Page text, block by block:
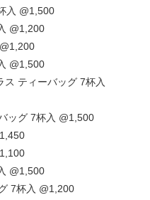
入 @1,500
@1,200
@1,500
ティーバッグ 7杯入
ッグ 7杯入 @1,500
@1,500
7杯入 @1,200